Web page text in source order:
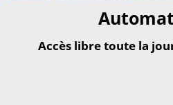
Accès libre toute la